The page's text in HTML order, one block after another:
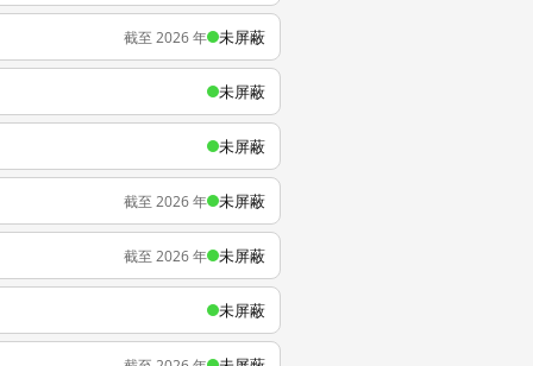
截至 2026 年 未屏蔽
未屏蔽
未屏蔽
截至 2026 年 未屏蔽
截至 2026 年 未屏蔽
未屏蔽